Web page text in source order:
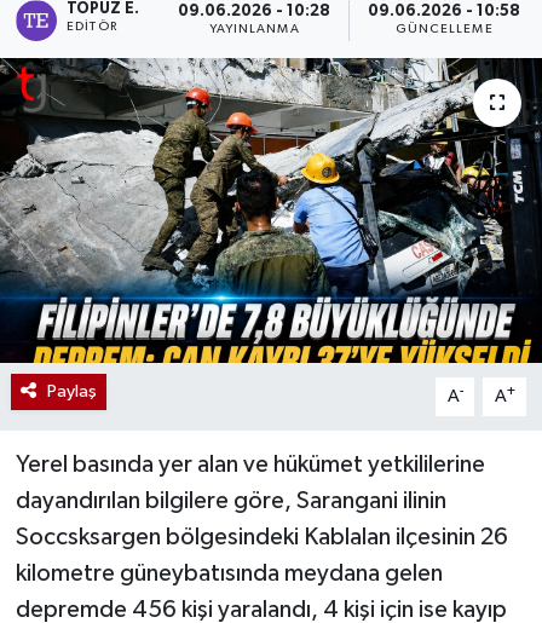
TOPUZ E.
EDITÖR
09.06.2026 - 10:28
YAYINLANMA
09.06.2026 - 10:58
GÜNCELLEME
Paylaş A- A+
Yerel basında yer alan ve hükümet yetkililerine
dayandırılan bilgilere göre, Sarangani ilinin
Soccsksargen bölgesindeki Kablalan ilçesinin 26
kilometre güneybatısında meydana gelen
depremde 456 kişi yaralandı, 4 kişi için ise kayıp